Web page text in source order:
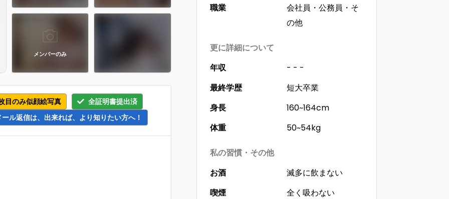
メンバーのみ
目のみ似顔絵写真
全証明書提出済
ル返信は、出来れば、より知りたい方へ！
職業
会社員・公務員・そ
の他
更に詳細について
年収
- - -
最終学歴
短大卒業
身長
160~164cm
体重
50~54kg
私の習慣・その他
お酒
滅多に飲まない
喫煙
全く吸わない